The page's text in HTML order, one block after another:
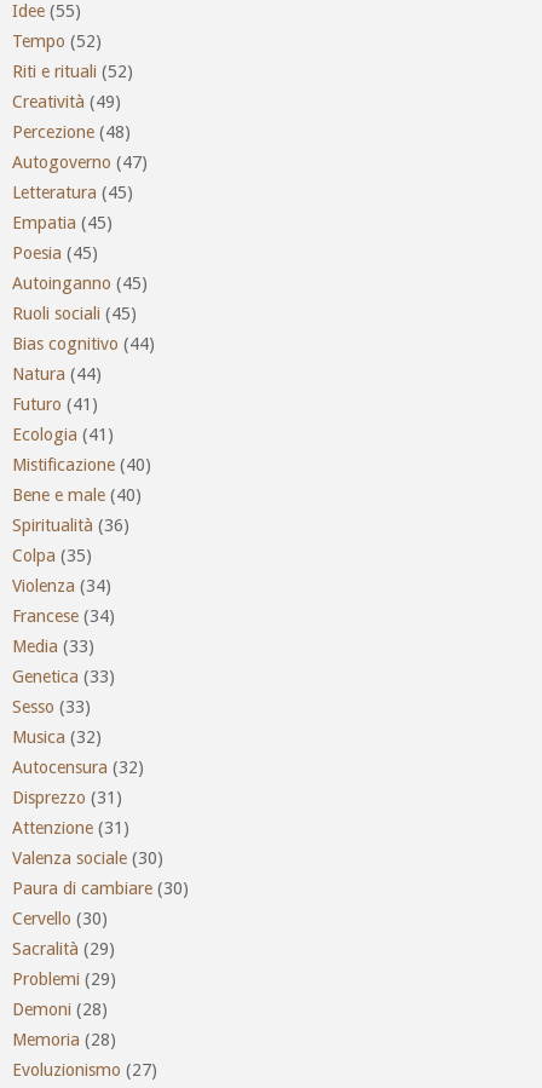
Idee (55)
Tempo (52)
Riti e rituali (52)
Creatività (49)
Percezione (48)
Autogoverno (47)
Letteratura (45)
Empatia (45)
Poesia (45)
Autoinganno (45)
Ruoli sociali (45)
Bias cognitivo (44)
Natura (44)
Futuro (41)
Ecologia (41)
Mistificazione (40)
Bene e male (40)
Spiritualità (36)
Colpa (35)
Violenza (34)
Francese (34)
Media (33)
Genetica (33)
Sesso (33)
Musica (32)
Autocensura (32)
Disprezzo (31)
Attenzione (31)
Valenza sociale (30)
Paura di cambiare (30)
Cervello (30)
Sacralità (29)
Problemi (29)
Demoni (28)
Memoria (28)
Evoluzionismo (27)